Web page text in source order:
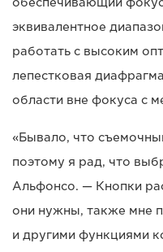
эквивалентное
работать с высоким
лепестковая
области вне фокуса с
«Бывало, что
поэтому я рад, что
Альфонсо. — Кнопки
они нужны, также мне
и другими функциями